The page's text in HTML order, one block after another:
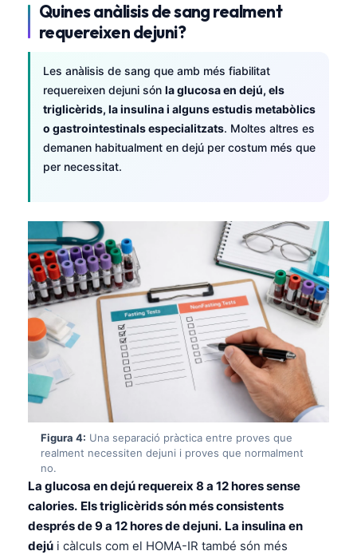
Quines anàlisis de sang realment
requereixen dejuni?
Les anàlisis de sang que amb més fiabilitat
requereixen dejuni són la glucosa en dejú, els
triglicèrids, la insulina i alguns estudis metabòlics
o gastrointestinals especialitzats. Moltes altres es
demanen habitualment en dejú per costum més que
per necessitat.
Figura 4: Una separació pràctica entre proves que
realment necessiten dejuni i proves que normalment
no.
La glucosa en dejú requereix 8 a 12 hores sense
calories. Els triglicèrids són més consistents
després de 9 a 12 hores de dejuni. La insulina en
dejú i càlculs com el HOMA-IR també són més